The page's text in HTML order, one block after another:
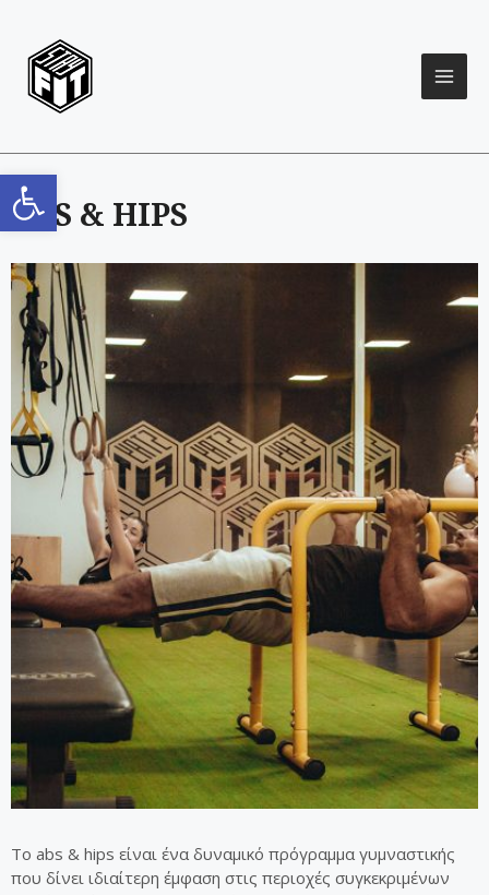
Open toolbar
ABS & HIPS
To abs & hips είναι ένα δυναμικό πρόγραμμα γυμναστικής
που δίνει ιδιαίτερη έμφαση στις περιοχές συγκεκριμένων